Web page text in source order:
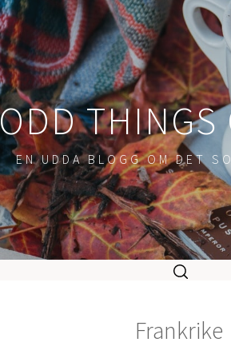
EN UDDA BLOGG OM DET
Frankrike